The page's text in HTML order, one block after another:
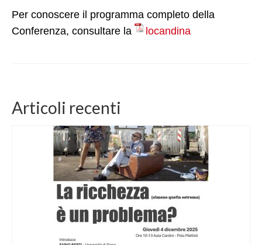
CONTATTI
Per conoscere il programma completo della
Conferenza, consultare la
locandina
Articoli recenti